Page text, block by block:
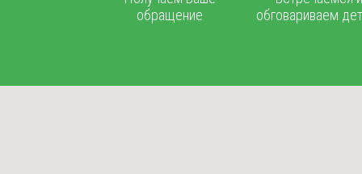
обращение
обговариваем